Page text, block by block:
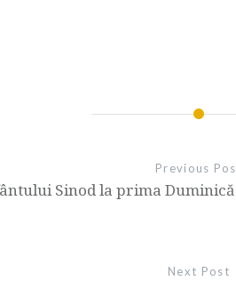
Previous
Sinod la prima
Next Post